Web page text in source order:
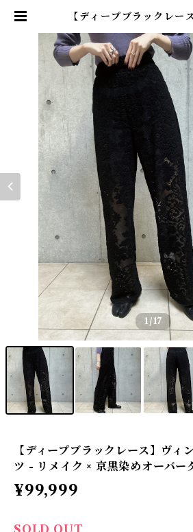
【ディープブラックレー
黒染めオーバーダイ |
age
1/17
【ディープブラックレース】ヴィ
ツ - リメイク × 京黒染めオーバー
¥99,999
SOLD OUT